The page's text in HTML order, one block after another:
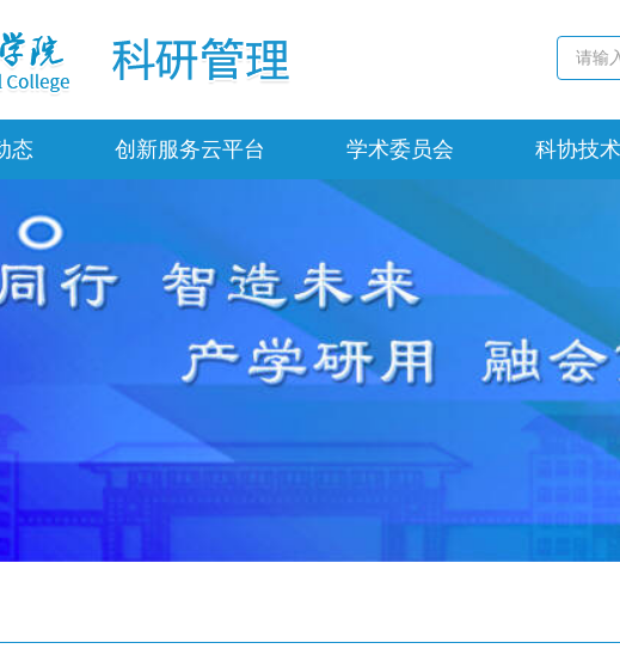
态 创新服务云平台
专家智库
科研成果管理服务
学术委员会
组织架构
科协技